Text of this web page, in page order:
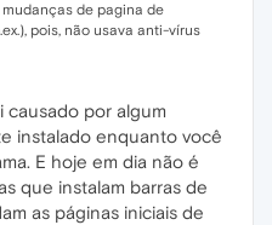
de pagina de
pois, não usava anti-vírus
causado por algum
instalado enquanto você
E hoje em dia não é
que instalam barras de
as páginas iniciais de